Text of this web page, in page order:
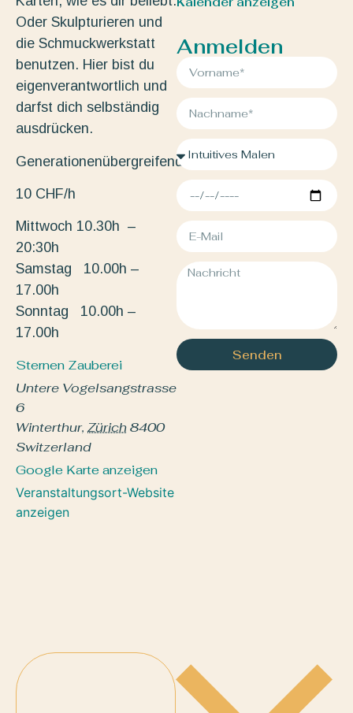
Oder Skulpturieren und
die Schmuckwerkstatt
benutzen. Hier bist du
eigenverantwortlich und
darfst dich selbständig
ausdrücken.
Generationenübergreifend.
10 CHF/h
Mittwoch 10.30h –
20:30h
Samstag 10.00h –
17.00h
Sonntag 10.00h –
17.00h
Sternen Zauberei
Untere Vogelsangstrasse
6
Winterthur, Zürich8400
Switzerland
Google Karte anzeigen
Veranstaltungsort-Website
anzeigen
Anmelden
Senden